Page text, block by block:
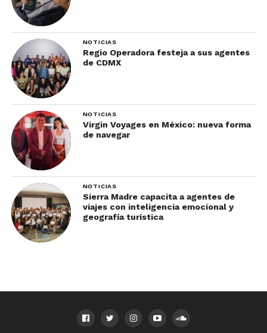
NOTICIAS
Regio Operadora festeja a sus agentes
de CDMX
NOTICIAS
Virgin Voyages en México: nueva forma
de navegar
NOTICIAS
Sierra Madre capacita a agentes de
viajes con inteligencia emocional y
geografía turística